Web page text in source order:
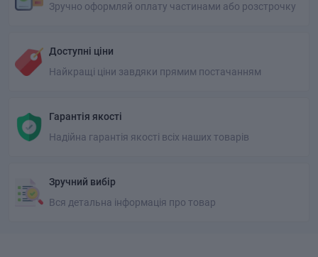
Зручно оформляй оплату частинами або розстрочку
Доступні ціни
Найкращі ціни завдяки прямим постачанням
Гарантія якості
Надійна гарантія якості всіх наших товарів
Зручний вибір
Вся детальна інформація про товар